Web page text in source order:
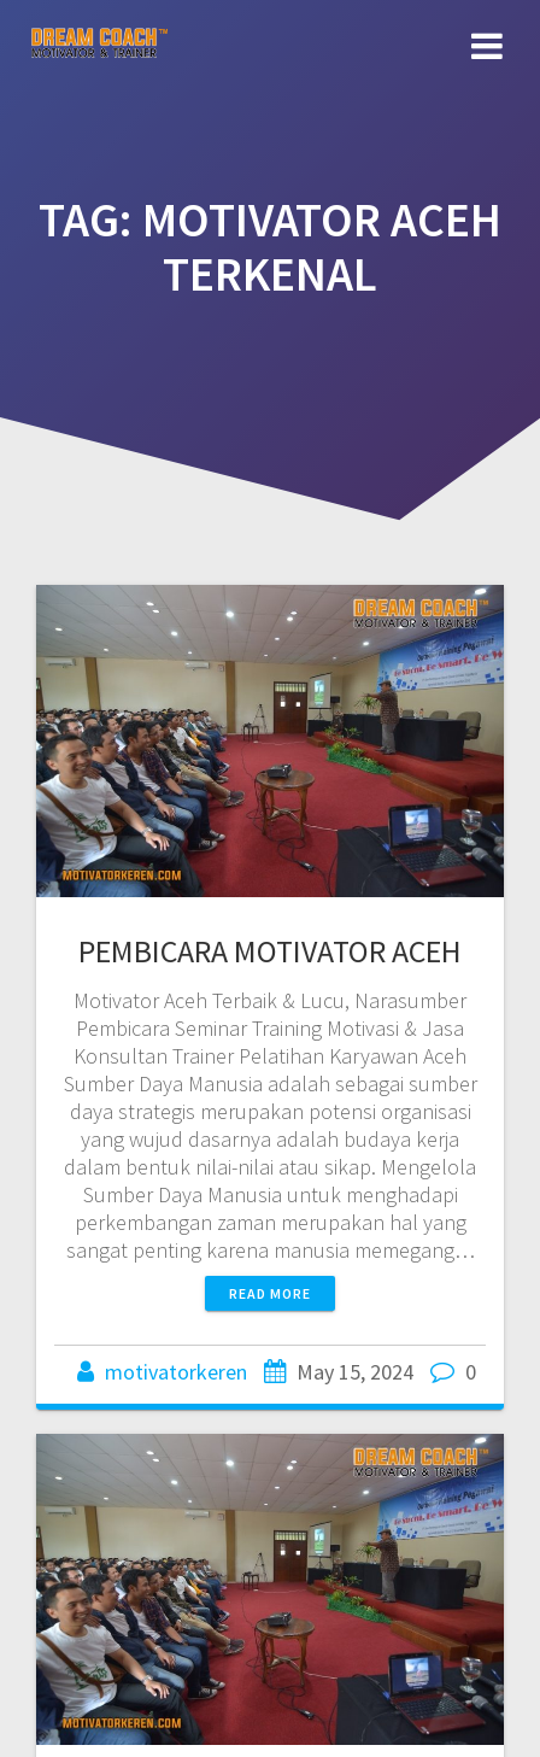
TAG: MOTIVATOR ACEH
TERKENAL
PEMBICARA MOTIVATOR ACEH
Motivator Aceh Terbaik & Lucu, Narasumber
Pembicara Seminar Training Motivasi & Jasa
Konsultan Trainer Pelatihan Karyawan Aceh
Sumber Daya Manusia adalah sebagai sumber
daya strategis merupakan potensi organisasi
yang wujud dasarnya adalah budaya kerja
dalam bentuk nilai-nilai atau sikap. Mengelola
Sumber Daya Manusia untuk menghadapi
perkembangan zaman merupakan hal yang
sangat penting karena manusia memegang…
READ MORE
motivatorkeren May 15, 2024 0